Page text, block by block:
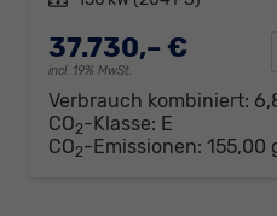
37.730,– €
incl. 19% MwSt.
Verbrauch kombiniert:
CO2-Klasse: E
CO2-Emissionen: 155,00